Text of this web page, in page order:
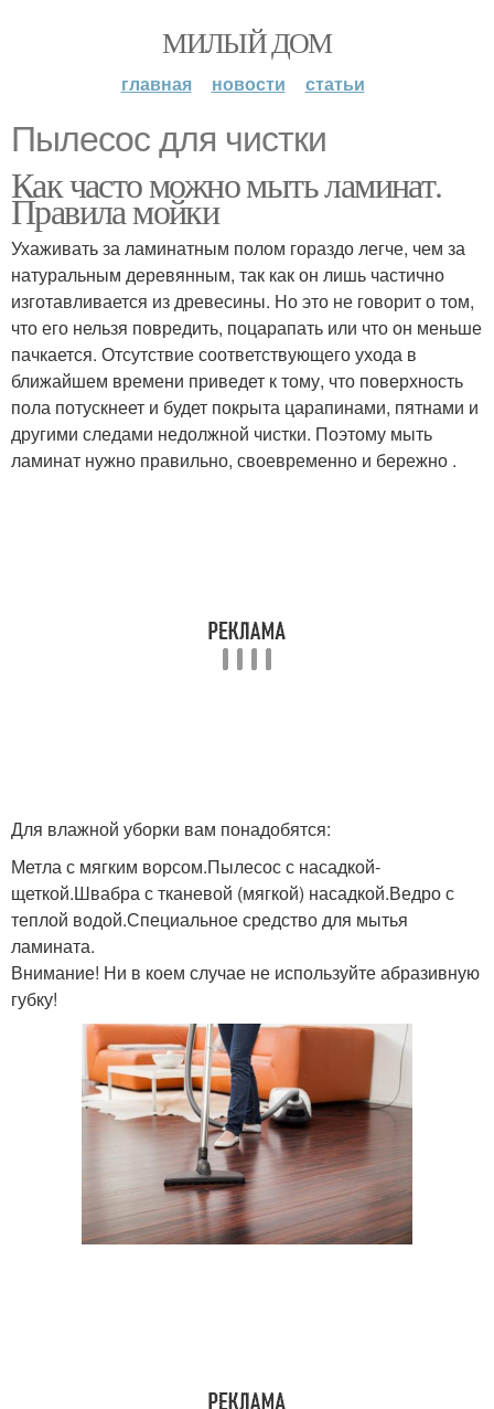
МИЛЫЙ ДОМ
главная новости статьи
Пылесос для чистки
Как часто можно мыть ламинат.
Правила мойки
Ухаживать за ламинатным полом гораздо легче, чем за
натуральным деревянным, так как он лишь частично
изготавливается из древесины. Но это не говорит о том,
что его нельзя повредить, поцарапать или что он меньше
пачкается. Отсутствие соответствующего ухода в
ближайшем времени приведет к тому, что поверхность
пола потускнеет и будет покрыта царапинами, пятнами и
другими следами недолжной чистки. Поэтому мыть
ламинат нужно правильно, своевременно и бережно .
Для влажной уборки вам понадобятся:
Метла с мягким ворсом.Пылесос с насадкой-
щеткой.Швабра с тканевой (мягкой) насадкой.Ведро с
теплой водой.Специальное средство для мытья
ламината.
Внимание! Ни в коем случае не используйте абразивную
губку!